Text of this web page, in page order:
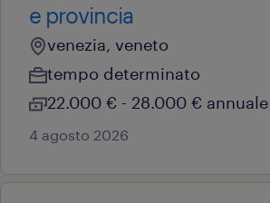
e provincia
venezia, veneto
tempo determinato
22.000 € - 28.000 € annuale
4 agosto 2026